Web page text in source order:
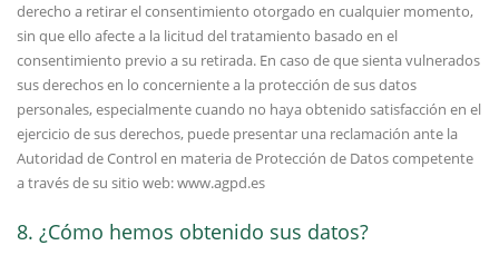
derecho a retirar el consentimiento otorgado en cualquier momento,
sin que ello afecte a la licitud del tratamiento basado en el
consentimiento previo a su retirada. En caso de que sienta vulnerados
sus derechos en lo concerniente a la protección de sus datos
personales, especialmente cuando no haya obtenido satisfacción en el
ejercicio de sus derechos, puede presentar una reclamación ante la
Autoridad de Control en materia de Protección de Datos competente
a través de su sitio web: www.agpd.es
8. ¿Cómo hemos obtenido sus datos?